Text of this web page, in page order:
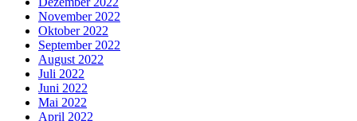
November 2022
Oktober 2022
September 2022
August 2022
Juli 2022
Juni 2022
Mai 2022
April 2022